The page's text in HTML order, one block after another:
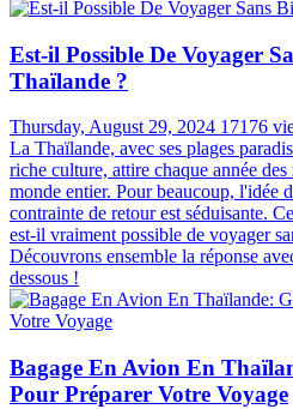
Est-il Possible De Voyager
Thaïlande ?
Thursday, August 29, 2024 17176
La Thaïlande, avec ses plages
riche culture, attire chaque année
monde entier. Pour beaucoup, l'idée
contrainte de retour est séduisante.
est-il vraiment possible de voyager
Découvrons ensemble la réponse
dessous !
Bagage En Avion En
Pour Préparer Votre Voyage